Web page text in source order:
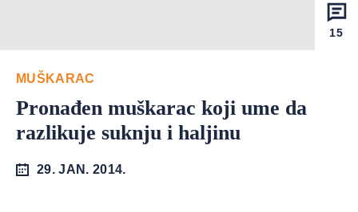
15
MUŠKARAC
Pronađen muškarac koji ume da
razlikuje suknju i haljinu
29. JAN. 2014.